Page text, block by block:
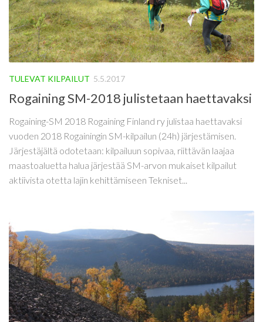
TULEVAT KILPAILUT 5.5.2017
Rogaining SM-2018 julistetaan haettavaksi
Rogaining-SM 2018 Rogaining Finland ry julistaa haettavaksi
vuoden 2018 Rogainingin SM-kilpailun (24h) järjestämisen.
Järjestäjältä odotetaan: kilpailuun sopivaa, riittävän laajaa
maastoaluetta halua järjestää SM-arvon mukaiset kilpailut
aktiivista otetta lajin kehittämiseen Tekniset...